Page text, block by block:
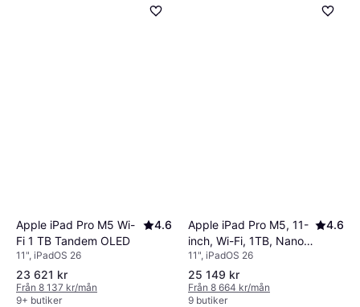
Apple iPad Pro M5 Wi-
Fi 1 TB Tandem OLED
4.6
11", iPadOS 26
23 621 kr
Från 8 137 kr/mån
9+ butiker
Apple iPad Pro M5, 11-
inch, Wi-Fi, 1TB, Nano-
texture glass, Apple
Intelligence Space
Black
4.6
11", iPadOS 26
25 149 kr
Från 8 664 kr/mån
9 butiker